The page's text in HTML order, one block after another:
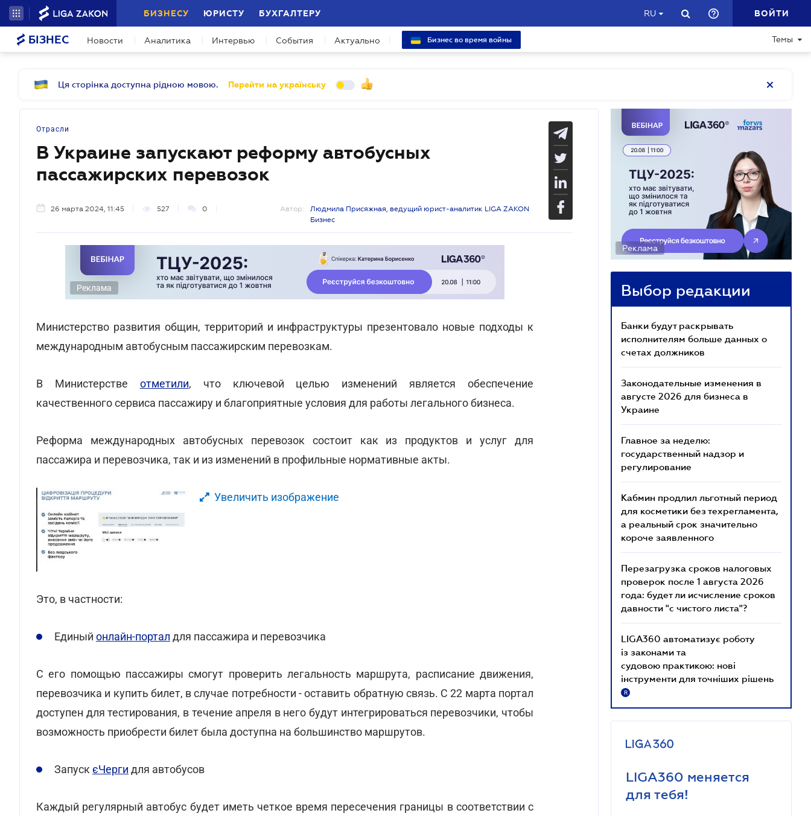
БИЗНЕСУ ЮРИСТУ БУХГАЛТЕРУ RU ВОЙТИ
БІЗНЕС Новости Аналитика Интервью События Актуально Бизнес во время войны Темы
Ця сторінка доступна рідною мовою. Перейти на українську
Отрасли
В Украине запускают реформу автобусных
пассажирских перевозок
26 марта 2024, 11:45 527 0 Автор:
Людмила Присяжная, ведущий юрист-аналитик LIGA ZAKON
Бизнес
Реклама
Министерство развития общин, территорий и инфраструктуры презентовало новые подходы к
международным автобусным пассажирским перевозкам.
В Министерстве отметили, что ключевой целью изменений является обеспечение
качественного сервиса пассажиру и благоприятные условия для работы легального бизнеса.
Реформа международных автобусных перевозок состоит как из продуктов и услуг для
пассажира и перевозчика, так и из изменений в профильные нормативные акты.
Увеличить изображение
Это, в частности:
Единый онлайн-портал для пассажира и перевозчика
С его помощью пассажиры смогут проверить легальность маршрута, расписание движения,
перевозчика и купить билет, в случае потребности - оставить обратную связь. С 22 марта портал
доступен для тестирования, в течение апреля в него будут интегрироваться перевозчики, чтобы
возможность приобрести билет была доступна на большинство маршрутов.
Запуск єЧерги для автобусов
Каждый регулярный автобус будет иметь четкое время пересечения границы в соответствии с
Реклама
Выбор редакции
Банки будут раскрывать
исполнителям больше данных о
счетах должников
Законодательные изменения в
августе 2026 для бизнеса в
Украине
Главное за неделю:
государственный надзор и
регулирование
Кабмин продлил льготный период
для косметики без техрегламента,
а реальный срок значительно
короче заявленного
Перезагрузка сроков налоговых
проверок после 1 августа 2026
года: будет ли исчисление сроков
давности "с чистого листа"?
LIGA360 автоматизує роботу
із законами та
судовою практикою: нові
інструменти для точніших рішень
R
LIGA360 меняется
для тебя!